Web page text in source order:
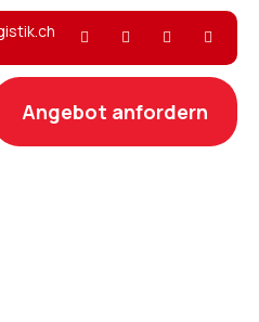
Angebot anfordern